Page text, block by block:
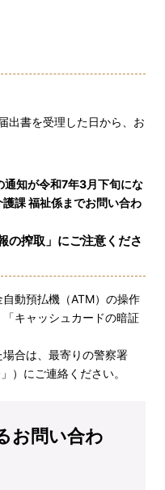
出書を受理した日から、お
知が令和7年3月下旬にな
課 福祉係までお問い合わ
の搾取」にご注意くださ
動預払機（ATM）の操作
キャッシュカードの暗証
合は、最寄りの警察署
）にご連絡ください。
お問い合わ